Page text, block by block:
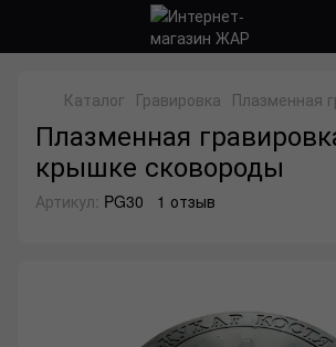
Каталог Гравировка Плазменная
Плазменная
крышке сковороды
Артикул: PG30 1 отзыв